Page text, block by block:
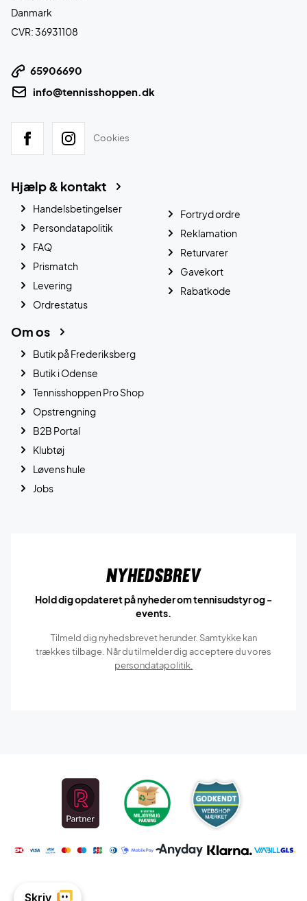
Danmark
CVR: 36931108
65906690
info@tennisshoppen.dk
Cookies
Hjælp & kontakt
Handelsbetingelser
Persondatapolitik
FAQ
Prismatch
Levering
Ordrestatus
Fortryd ordre
Reklamation
Returvarer
Gavekort
Rabatkode
Om os
Butik på Frederiksberg
Butik i Odense
Tennisshoppen Pro Shop
Opstrengning
B2B Portal
Klubtøj
Løvens hule
Jobs
Nyhedsbrev
Hold dig opdateret på nyheder om tennisudstyr og -
events.
Tilmeld dig nyhedsbrevet herunder. Samtykke kan
trækkes tilbage. Når du tilmelder dig acceptere du vores
persondatapolitik.